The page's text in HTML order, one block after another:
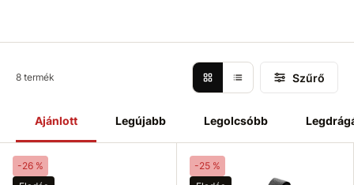
Ajánlott Legújabb Legolcsóbb
8 termék Szűrő
-26 %
-25 %